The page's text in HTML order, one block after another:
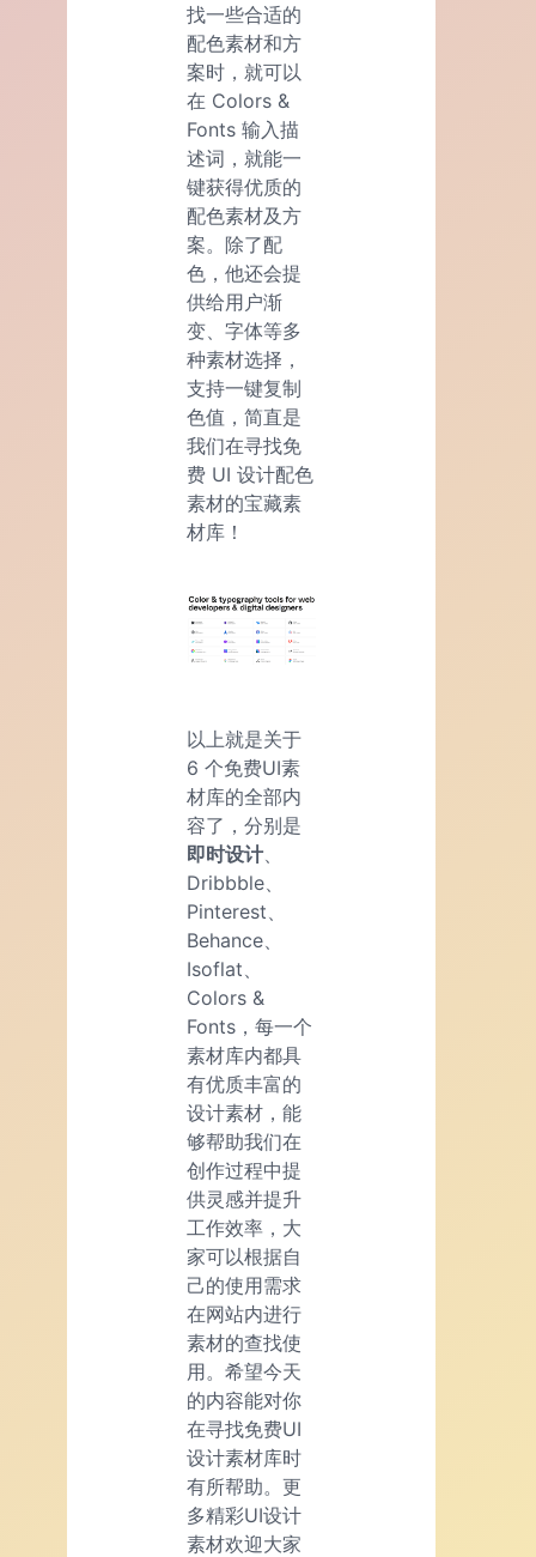
找一些合适的
配色素材和方
案时，就可以
在 Colors &
Fonts 输入描
述词，就能一
键获得优质的
配色素材及方
案。除了配
色，他还会提
供给用户渐
变、字体等多
种素材选择，
支持一键复制
色值，简直是
我们在寻找免
费 UI 设计配色
素材的宝藏素
材库！
以上就是关于
6 个免费UI素
材库的全部内
容了，分别是
即时设计、
Dribbble、
Pinterest、
Behance、
Isoflat、
Colors &
Fonts，每一个
素材库内都具
有优质丰富的
设计素材，能
够帮助我们在
创作过程中提
供灵感并提升
工作效率，大
家可以根据自
己的使用需求
在网站内进行
素材的查找使
用。希望今天
的内容能对你
在寻找免费UI
设计素材库时
有所帮助。更
多精彩UI设计
素材欢迎大家